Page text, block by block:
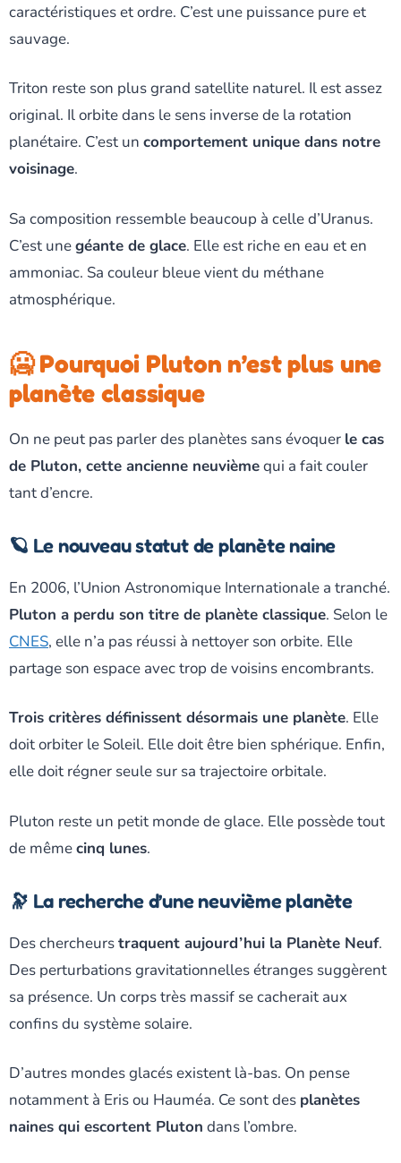
caractéristiques et ordre. C’est une puissance pure et
sauvage.
Triton reste son plus grand satellite naturel. Il est assez
original. Il orbite dans le sens inverse de la rotation
planétaire. C’est un comportement unique dans notre
voisinage.
Sa composition ressemble beaucoup à celle d’Uranus.
C’est unegéante de glace. Elle est riche en eau et en
ammoniac. Sa couleur bleue vient du méthane
atmosphérique.
🥶 Pourquoi Pluton n’est plus une
planète classique
On ne peut pas parler des planètes sans évoquer le cas
de Pluton, cette ancienne neuvièmequi a fait couler
tant d’encre.
🪐 Le nouveau statut de planète naine
En 2006, l’Union Astronomique Internationale a tranché.
Pluton a perdu son titre de planète classique. Selon le
CNES, elle n’a pas réussi à nettoyer son orbite. Elle
partage son espace avec trop de voisins encombrants.
Trois critères définissent désormais une planète. Elle
doit orbiter le Soleil. Elle doit être bien sphérique. Enfin,
elle doit régner seule sur sa trajectoire orbitale.
Pluton reste un petit monde de glace. Elle possède tout
de mêmecinq lunes.
🔭 La recherche d’une neuvième planète
Des chercheurstraquent aujourd’hui la Planète Neuf.
Des perturbations gravitationnelles étranges suggèrent
sa présence. Un corps très massif se cacherait aux
confins du système solaire.
D’autres mondes glacés existent là-bas. On pense
notamment à Eris ou Hauméa. Ce sont des planètes
naines qui escortent Pluton dans l’ombre.